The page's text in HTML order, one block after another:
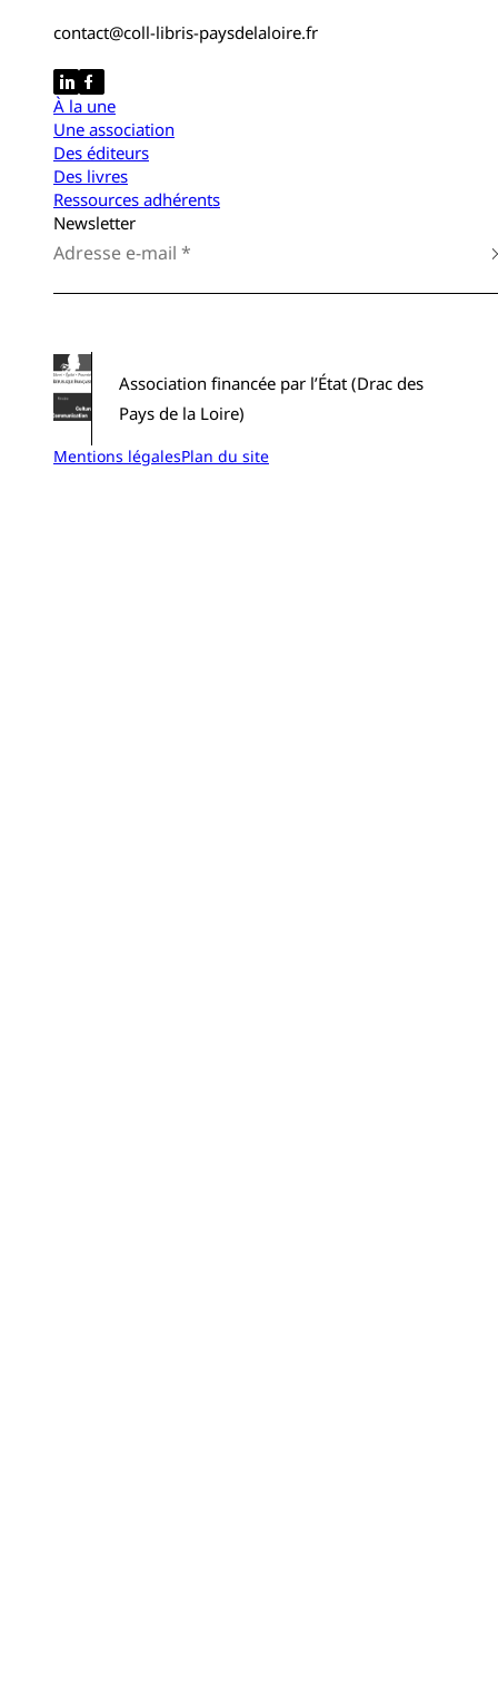
contact@coll-libris-paysdelaloire.fr
À la une
Une association
Des éditeurs
Des livres
Ressources adhérents
Newsletter
Association financée par l’État (Drac des
Pays de la Loire)
Mentions légalesPlan du site